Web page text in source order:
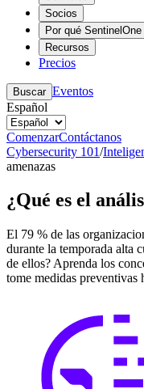
Socios
Por qué SentinelOne
Recursos
Precios
Buscar Eventos
Español
ComenzarContáctanos
Cybersecurity 101/
amenazas
¿Qué es el
El 79 % de las
durante la temporada alta
de ellos? Aprenda los
tome medidas preventivas